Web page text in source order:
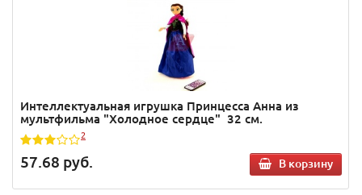
Интеллектуальная игрушка Принцесса Анна из
мультфильма "Холодное сердце" 32 см.
2
57.68 руб. В корзину